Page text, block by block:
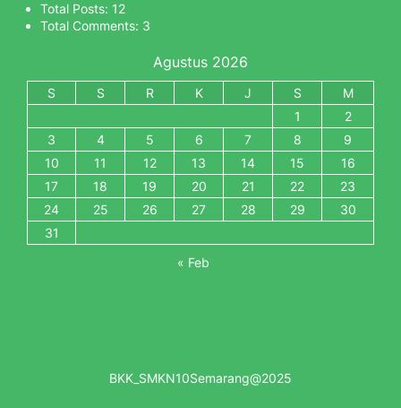
Total Posts: 12
Total Comments: 3
Agustus 2026
S S R K J S
M
1
2
3
4 5 6 7 8
9
10
11 12 13 14 15
16
17
18 19 20 21 22
23
24
25 26 27 28 29
30
31
« Feb
BKK_SMKN10Semarang@2025